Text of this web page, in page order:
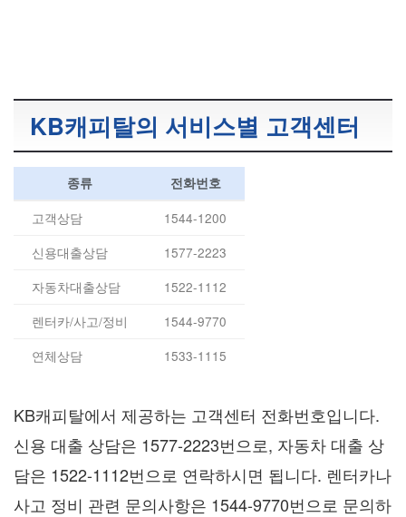
KB캐피탈의 서비스별 고객센터
종류 전화번호
고객상담
1544-1200
신용대출상담
1577-2223
자동차대출상담
1522-1112
렌터카/사고/정비
1544-9770
연체상담
1533-1115
KB캐피탈에서 제공하는 고객센터 전화번호입니다.
신용 대출 상담은 1577-2223번으로, 자동차 대출 상
담은 1522-1112번으로 연락하시면 됩니다. 렌터카나
사고 정비 관련 문의사항은 1544-9770번으로 문의하